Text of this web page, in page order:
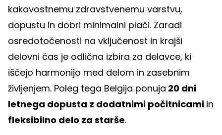
kakovostnemu zdravstvenemu varstvu,
dopustu in dobri minimalni plači. Zaradi
osredotočenosti na vključenost in krajši
delovni čas je odlična izbira za delavce, ki
iščejo harmonijo med delom in zasebnim
življenjem. Poleg tega Belgija ponuja 20 dni
letnega dopusta z dodatnimi počitnicami in
fleksibilno delo za starše.